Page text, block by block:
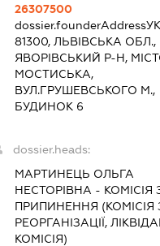
26307500
dossier.founderAddress
81300, ЛЬВІВСЬКА ОБЛ.,
ЯВОРІВСЬКИЙ Р-Н,
МОСТИСЬКА,
ВУЛ.ГРУШЕВСЬКОГО М.,
БУДИНОК 6
dossier.heads:
МАРТИНЕЦЬ ОЛЬГА
НЕСТОРІВНА - КОМІСІЯ
ПРИПИНЕННЯ (КОМІСІЯ
РЕОРГАНІЗАЦІЇ,
КОМІСІЯ)